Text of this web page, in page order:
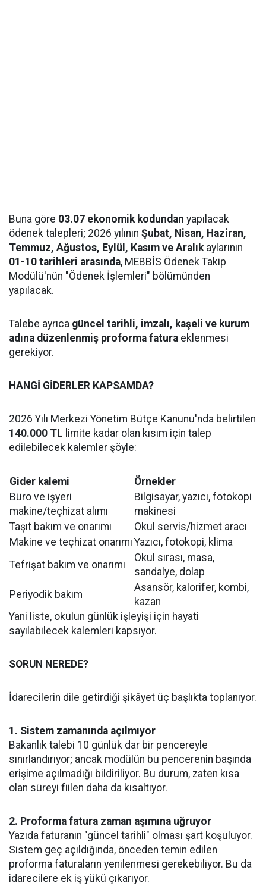
Buna göre 03.07 ekonomik kodundan yapılacak
ödenek talepleri; 2026 yılının Şubat, Nisan, Haziran,
Temmuz, Ağustos, Eylül, Kasım ve Aralıkaylarının
01-10 tarihleri arasında, MEBBİS Ödenek Takip
Modülü'nün "Ödenek İşlemleri" bölümünden
yapılacak.
Talebe ayrıca güncel tarihli, imzalı, kaşeli ve kurum
adına düzenlenmiş proforma fatura eklenmesi
gerekiyor.
HANGİ GİDERLER KAPSAMDA?
2026 Yılı Merkezi Yönetim Bütçe Kanunu'nda belirtilen
140.000 TL limite kadar olan kısım için talep
edilebilecek kalemler şöyle:
Gider kalemi
Örnekler
Büro ve işyeri
makine/teçhizat alımı
Bilgisayar, yazıcı, fotokopi
makinesi
Taşıt bakım ve onarımı
Okul servis/hizmet aracı
Makine ve teçhizat onarımı Yazıcı, fotokopi, klima
Tefrişat bakım ve onarımı
Okul sırası, masa,
sandalye, dolap
Periyodik bakım
Asansör, kalorifer, kombi,
kazan
Yani liste, okulun günlük işleyişi için hayati
sayılabilecek kalemleri kapsıyor.
SORUN NEREDE?
İdarecilerin dile getirdiği şikâyet üç başlıkta toplanıyor.
1. Sistem zamanında açılmıyor
Bakanlık talebi 10 günlük dar bir pencereyle
sınırlandırıyor; ancak modülün bu pencerenin başında
erişime açılmadığı bildiriliyor. Bu durum, zaten kısa
olan süreyi fiilen daha da kısaltıyor.
2. Proforma fatura zaman aşımına uğruyor
Yazıda faturanın "güncel tarihli" olması şart koşuluyor.
Sistem geç açıldığında, önceden temin edilen
proforma faturaların yenilenmesi gerekebiliyor. Bu da
idarecilere ek iş yükü çıkarıyor.